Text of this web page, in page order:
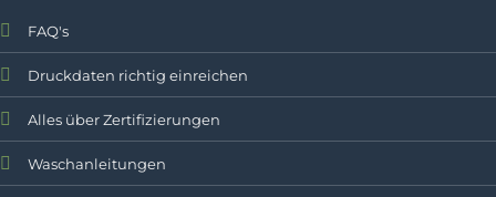
FAQ's
Druckdaten richtig einreichen
Alles über Zertifizierungen
Waschanleitungen